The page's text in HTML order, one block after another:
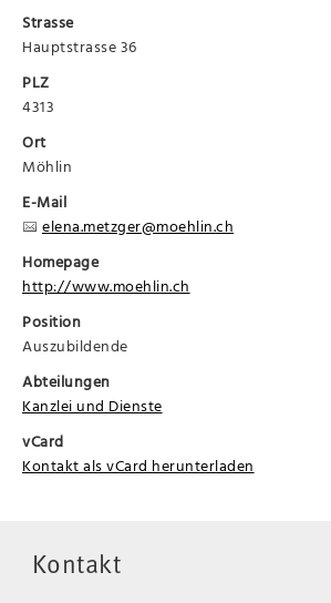
Strasse
Hauptstrasse 36
PLZ
4313
Ort
Möhlin
E-Mail
elena.metzger@moehlin.ch
Homepage
http://www.moehlin.ch
Position
Auszubildende
Abteilungen
Kanzlei und Dienste
vCard
Kontakt als vCard herunterladen
Kontakt